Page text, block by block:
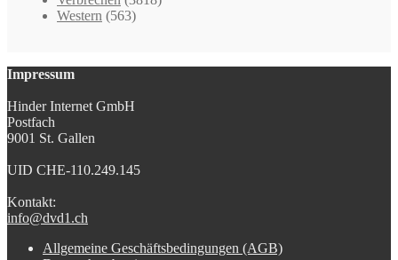
Western (563)
Impressum
Hinder Internet GmbH
Postfach
9001 St. Gallen
UID CHE-110.249.145
Kontakt:
info@dvd1.ch
Allgemeine Geschäftsbedingungen (AGB)